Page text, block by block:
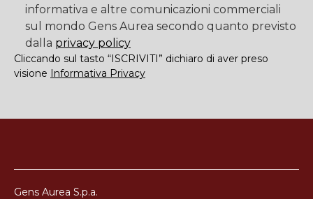
informativa e altre comunicazioni commerciali
sul mondo Gens Aurea secondo quanto previsto
dalla privacy policy
Cliccando sul tasto “ISCRIVITI” dichiaro di aver preso
visione Informativa Privacy
Gens Aurea S.p.a.